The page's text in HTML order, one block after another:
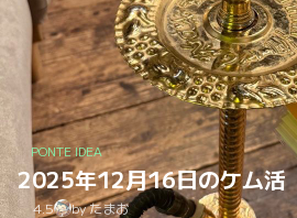
PONTE IDEA
2025年12月16日のケム活
4.5 by たまお